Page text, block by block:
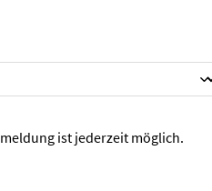
ist jederzeit möglich.